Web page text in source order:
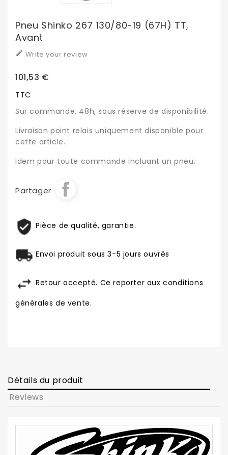
Pneu Shinko 267 130/80-19 (67H) TT,
Avant
 Write your review
101,53 €
TTC
Sur commande, 48h, sous réserve de disponibilité.
Livraison point relais uniquement disponible pour
cette article.
Idem pour toute commande incluant un pneu.
Partager
Pièce de qualité, garantie.
Envoi produit sous 3-5 jours ouvrés
Retour accepté. Ce reporter aux conditions
générales de vente.
Détails du produit
Reviews